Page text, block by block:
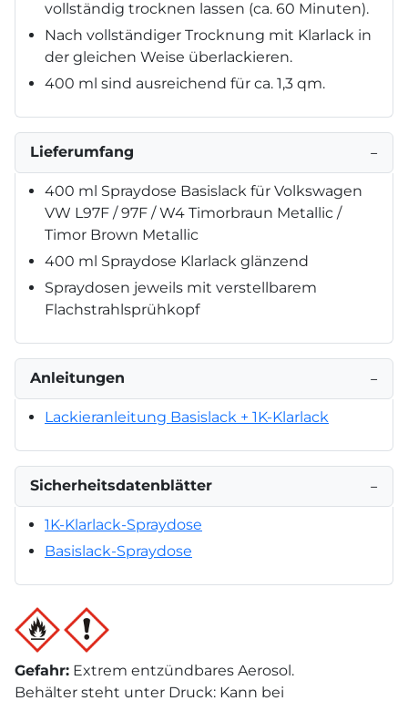
vollständig trocknen lassen (ca. 60 Minuten).
Nach vollständiger Trocknung mit Klarlack in
der gleichen Weise überlackieren.
400 ml sind ausreichend für ca. 1,3 qm.
Lieferumfang −
400 ml Spraydose Basislack für Volkswagen
VW L97F / 97F / W4 Timorbraun Metallic /
Timor Brown Metallic
400 ml Spraydose Klarlack glänzend
Spraydosen jeweils mit verstellbarem
Flachstrahlsprühkopf
Anleitungen −
Lackieranleitung Basislack + 1K-Klarlack
Sicherheitsdatenblätter −
1K-Klarlack-Spraydose
Basislack-Spraydose
Gefahr: Extrem entzündbares Aerosol.
Behälter steht unter Druck: Kann bei